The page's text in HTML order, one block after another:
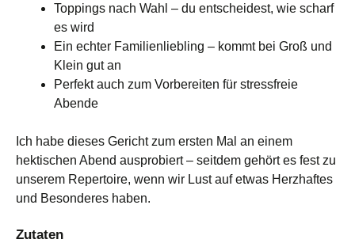
Toppings nach Wahl – du entscheidest, wie scharf
es wird
Ein echter Familienliebling – kommt bei Groß und
Klein gut an
Perfekt auch zum Vorbereiten für stressfreie
Abende
Ich habe dieses Gericht zum ersten Mal an einem
hektischen Abend ausprobiert – seitdem gehört es fest zu
unserem Repertoire, wenn wir Lust auf etwas Herzhaftes
und Besonderes haben.
Zutaten